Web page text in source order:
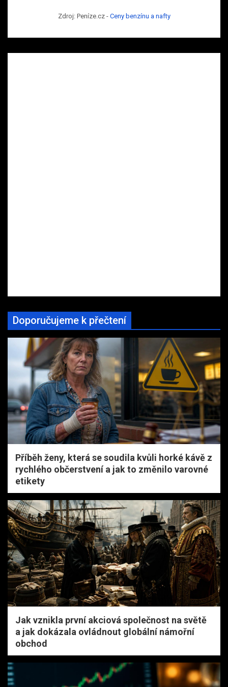
Zdroj: Peníze.cz - Ceny benzínu a nafty
Doporučujeme k přečtení
Příběh ženy, která se soudila kvůli horké kávě z
rychlého občerstvení a jak to změnilo varovné
etikety
Jak vznikla první akciová společnost na světě
a jak dokázala ovládnout globální námořní
obchod